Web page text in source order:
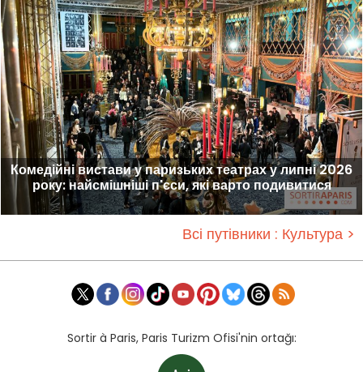
Комедійні вистави у паризьких театрах у липні 2026
року: найсмішніші п'єси, які варто подивитися
Всі путівники : Культура >
Sortir à Paris, Paris Turizm Ofisi'nin ortağı: